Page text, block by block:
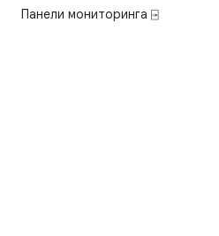
Панели мониторинга ⍈